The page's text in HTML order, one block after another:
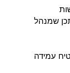
שמנהל
עמידה